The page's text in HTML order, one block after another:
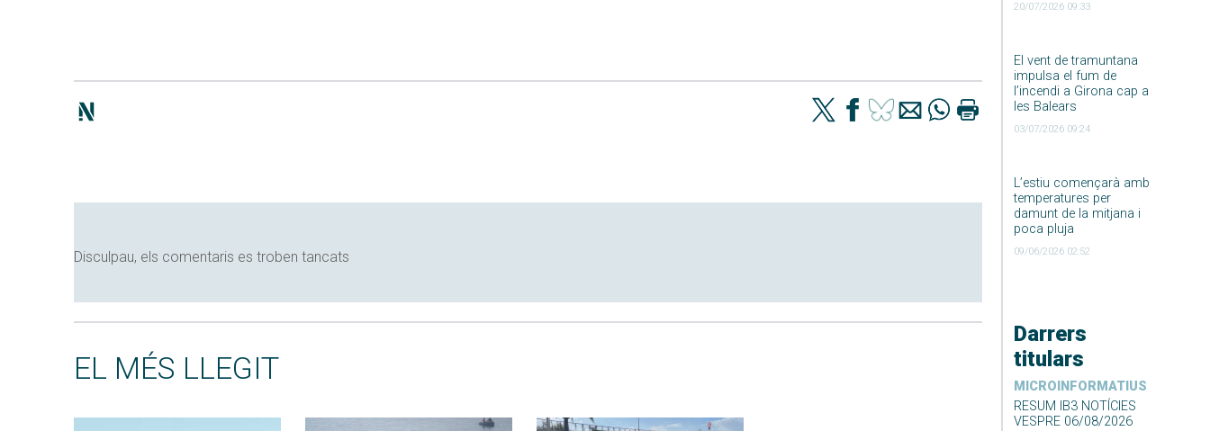
20/07/2026 09:33
El vent de tramuntana
impulsa el fum de
l’incendi a Girona cap a
les Balears
03/07/2026 09:24
L’estiu començarà amb
temperatures per
damunt de la mitjana i
poca pluja
09/06/2026 02:52
Darrers
titulars
MICROINFORMATIUS
RESUM IB3 NOTÍCIES
VESPRE 06/08/2026
Disculpau, els comentaris es troben tancats
EL MÉS LLEGIT